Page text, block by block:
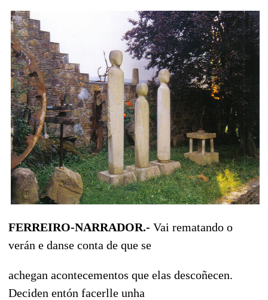
FERREIRO-NARRADOR.- Vai rematando o
verán e danse conta de que se
achegan acontecementos que elas descoñecen.
Deciden entón facerlle unha